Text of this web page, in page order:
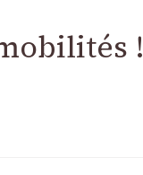
!